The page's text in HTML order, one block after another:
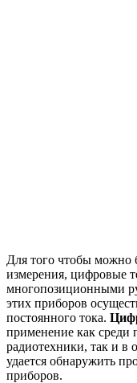
Для того чтобы можно
измерения, цифровые
многопозиционными
этих приборов
постоянного тока.
применение как среди
радиотехники, так и в
удается обнаружить
приборов.